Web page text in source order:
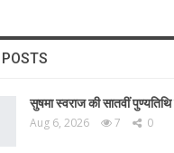
सुषमा स्वराज की सातवीं
Aug 6, 2026 7 0